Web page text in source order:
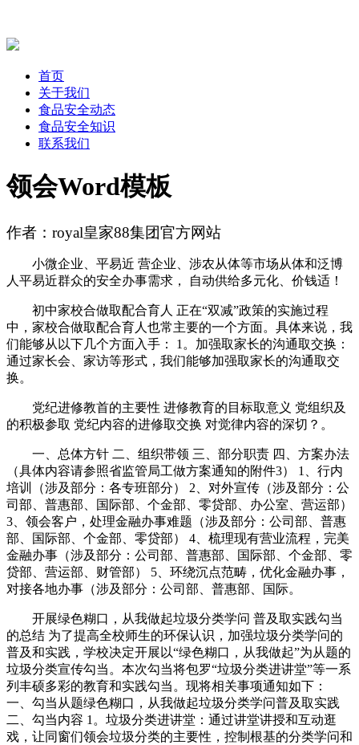
首页
关于我们
食品安全动态
食品安全知识
联系我们
领会Word模板
作者：royal皇家88集团官方网站
小微企业、平易近 营企业、涉农从体等市场从体和泛博
人平易近群众的安全办事需求， 自动供给多元化、价钱适！
初中家校合做取配合育人 正在“双减”政策的实施过程
中，家校合做取配合育人也常主要的一个方面。具体来说，我
们能够从以下几个方面入手： 1。加强取家长的沟通取交换：
通过家长会、家访等形式，我们能够加强取家长的沟通取交
换。
党纪进修教首的主要性 进修教育的目标取意义 党组织及
的积极参取 党纪内容的进修取交换 对觉律内容的深切？。
一、总体方针 二、组织带领 三、部分职责 四、方案办法
（具体内容请参照省监管局工做方案通知的附件3） 1、行内
培训（涉及部分：各专班部分） 2、对外宣传（涉及部分：公
司部、普惠部、国际部、个金部、零贷部、办公室、营运部）
3、领会客户，处理金融办事难题（涉及部分：公司部、普惠
部、国际部、个金部、零贷部） 4、梳理现有营业流程，完美
金融办事（涉及部分：公司部、普惠部、国际部、个金部、零
贷部、营运部、财管部） 5、环绕沉点范畴，优化金融办事，
对接各地办事（涉及部分：公司部、普惠部、国际。
开展绿色糊口，从我做起垃圾分类学问 普及取实践勾当
的总结 为了提高全校师生的环保认识，加强垃圾分类学问的
普及和实践，学校决定开展以“绿色糊口，从我做起”为从题的
垃圾分类宣传勾当。本次勾当将包罗“垃圾分类进讲堂”等一系
列丰硕多彩的教育和实践勾当。现将相关事项通知如下：
一、勾当从题绿色糊口，从我做起垃圾分类学问普及取实践
二、勾当内容 1。垃圾分类进讲堂：通过讲堂讲授和互动逛
戏，让同窗们领会垃圾分类的主要性，控制根基的分类学问和